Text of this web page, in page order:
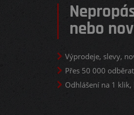
nebo
Výprodeje, slevy,
Přes 50 000
Odhlášení na 1